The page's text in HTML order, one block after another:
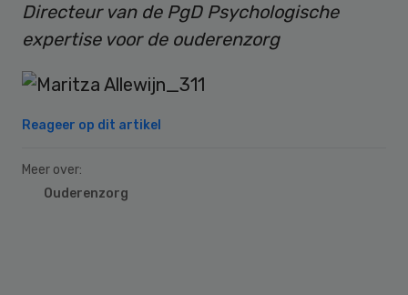
Directeur van de PgD Psychologische
expertise voor de ouderenzorg
Reageer op dit artikel
Meer over:
Ouderenzorg